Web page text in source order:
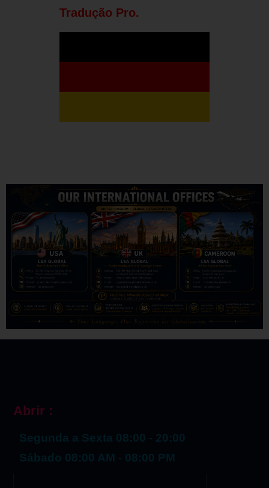
Tradução Pro.
Abrir :
Segunda a Sexta 08:00 - 20:00
Sábado 08:00 AM - 08:00 PM